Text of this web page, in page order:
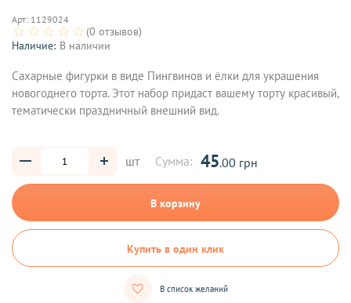
Арт: 1129024
(0 отзывов)
Наличие: В наличии
Сахарные фигурки в виде Пингвинов и ёлки для украшения
новогоднего торта. Этот набор придаст вашему торту красивый,
тематически праздничный внешний вид.
шт Сумма: 45.00 грн
В корзину
Купить в один клик
В список желаний